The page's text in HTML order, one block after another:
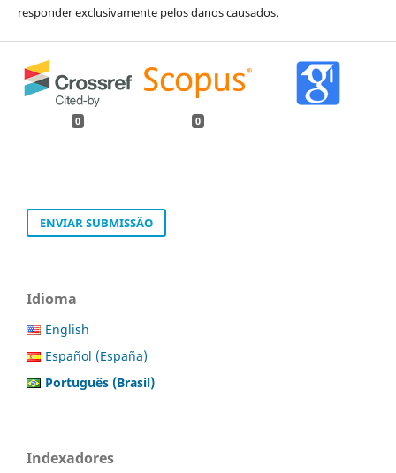
responder exclusivamente pelos danos causados.
0 0
ENVIAR SUBMISSÃO
Idioma
English
Español (España)
Português (Brasil)
Indexadores